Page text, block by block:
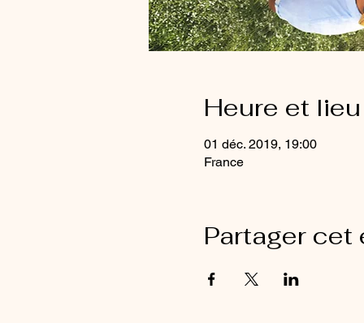
Heure et lieu
01 déc. 2019, 19:00
France
Partager cet